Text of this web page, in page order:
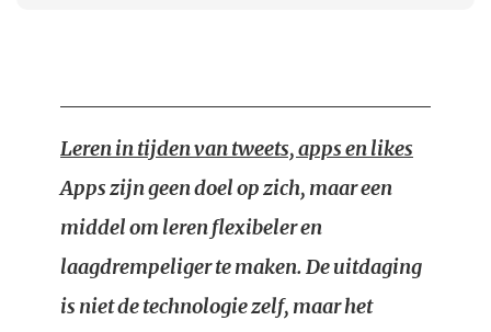
Leren in tijden van tweets, apps en likes
Apps zijn geen doel op zich, maar een
middel om leren flexibeler en
laagdrempeliger te maken. De uitdaging
is niet de technologie zelf, maar het